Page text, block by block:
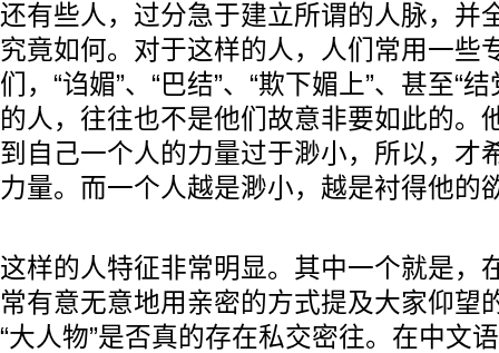
还有些人，过分急于建立所谓的人脉，并
究竟如何。对于这样的人，人们常用一些
们，“诌媚”、“巴结”、“欺下媚上”、甚至“
的人，往往也不是他们故意非要如此的。
到自己一个人的力量过于渺小，所以，才
力量。而一个人越是渺小，越是衬得他的
这样的人特征非常明显。其中一个就是，
常有意无意地用亲密的方式提及大家仰望
“大人物”是否真的存在私交密往。在中文